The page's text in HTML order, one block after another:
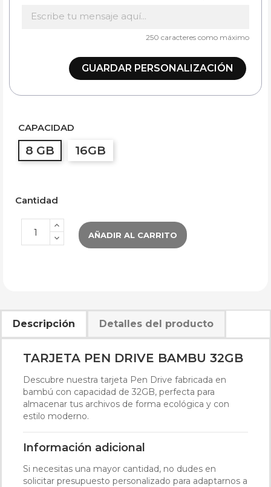
250 caracteres como máximo
GUARDAR PERSONALIZACIÓN
CAPACIDAD
8 GB 16GB
Cantidad
AÑADIR AL CARRITO
Descripción Detalles del producto
TARJETA PEN DRIVE BAMBU 32GB
Descubre nuestra tarjeta Pen Drive fabricada en
bambú con capacidad de 32GB, perfecta para
almacenar tus archivos de forma ecológica y con
estilo moderno.
Información adicional
Si necesitas una mayor cantidad, no dudes en
solicitar presupuesto personalizado para adaptarnos a